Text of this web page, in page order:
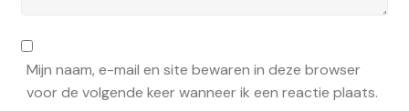
Mijn naam, e-mail en site bewaren in deze browser
voor de volgende keer wanneer ik een reactie plaats.